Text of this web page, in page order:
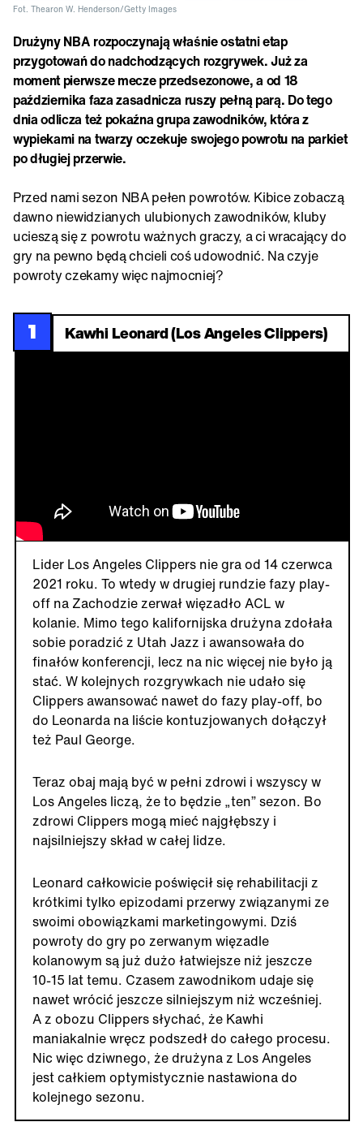
Fot. Thearon W. Henderson/Getty Images
Drużyny NBA rozpoczynają właśnie ostatni etap
przygotowań do nadchodzących rozgrywek. Już za
moment pierwsze mecze przedsezonowe, a od 18
października faza zasadnicza ruszy pełną parą. Do tego
dnia odlicza też pokaźna grupa zawodników, która z
wypiekami na twarzy oczekuje swojego powrotu na parkiet
po długiej przerwie.
Przed nami sezon NBA pełen powrotów. Kibice zobaczą
dawno niewidzianych ulubionych zawodników, kluby
ucieszą się z powrotu ważnych graczy, a ci wracający do
gry na pewno będą chcieli coś udowodnić. Na czyje
powroty czekamy więc najmocniej?
1 Kawhi Leonard (Los Angeles Clippers)
Lider Los Angeles Clippers nie gra od 14 czerwca
2021 roku. To wtedy w drugiej rundzie fazy play-
off na Zachodzie zerwał więzadło ACL w
kolanie. Mimo tego kalifornijska drużyna zdołała
sobie poradzić z Utah Jazz i awansowała do
finałów konferencji, lecz na nic więcej nie było ją
stać. W kolejnych rozgrywkach nie udało się
Clippers awansować nawet do fazy play-off, bo
do Leonarda na liście kontuzjowanych dołączył
też Paul George.
Teraz obaj mają być w pełni zdrowi i wszyscy w
Los Angeles liczą, że to będzie „ten” sezon. Bo
zdrowi Clippers mogą mieć najgłębszy i
najsilniejszy skład w całej lidze.
Leonard całkowicie poświęcił się rehabilitacji z
krótkimi tylko epizodami przerwy związanymi ze
swoimi obowiązkami marketingowymi. Dziś
powroty do gry po zerwanym więzadle
kolanowym są już dużo łatwiejsze niż jeszcze
10-15 lat temu. Czasem zawodnikom udaje się
nawet wrócić jeszcze silniejszym niż wcześniej.
A z obozu Clippers słychać, że Kawhi
maniakalnie wręcz podszedł do całego procesu.
Nic więc dziwnego, że drużyna z Los Angeles
jest całkiem optymistycznie nastawiona do
kolejnego sezonu.